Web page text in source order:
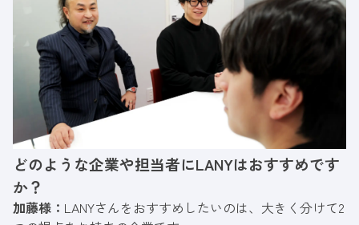
どのような企業や担当者にLANYはおすすめです
か？
加藤様： LANYさんをおすすめしたいのは、大きく分けて2